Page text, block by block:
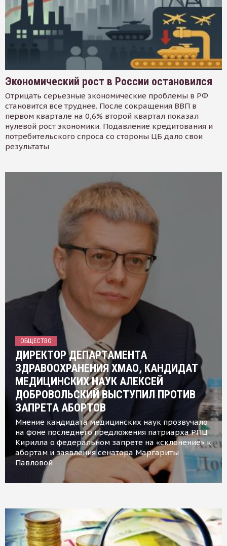
Экономический рост в России остановился
Отрицать серьезные экономические проблемы в РФ
становится все труднее. После сокращения ВВП в
первом квартале на 0,6% второй квартал показал
нулевой рост экономики. Подавление кредитования и
потребительского спроса со стороны ЦБ дало свои
результаты
ОБЩЕСТВО
ДИРЕКТОР ДЕПАРТАМЕНТА
ЗДРАВООХРАНЕНИЯ ХМАО, КАНДИДАТ
МЕДИЦИНСКИХ НАУК АЛЕКСЕЙ
ДОБРОВОЛЬСКИЙ ВЫСТУПИЛ ПРОТИВ
ЗАПРЕТА АБОРТОВ
Мнение кандидата медицинских наук прозвучало
на фоне последнего предложения патриарха РПЦ
Кирилла о федеральном запрете на «склонение» к
абортам и заявления сенатора Маргариты
Павловой